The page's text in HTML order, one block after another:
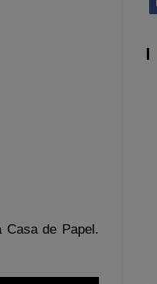
de Papel.